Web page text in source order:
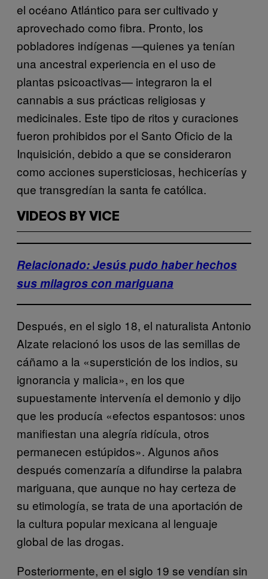
el océano Atlántico para ser cultivado y
aprovechado como fibra. Pronto, los
pobladores indígenas —quienes ya tenían
una ancestral experiencia en el uso de
plantas psicoactivas— integraron la el
cannabis a sus prácticas religiosas y
medicinales. Este tipo de ritos y curaciones
fueron prohibidos por el Santo Oficio de la
Inquisición, debido a que se consideraron
como acciones supersticiosas, hechicerías y
que transgredían la santa fe católica.
VIDEOS BY VICE
Relacionado: Jesús pudo haber hechos
sus milagros con mariguana
Después, en el siglo 18, el naturalista Antonio
Alzate relacionó los usos de las semillas de
cáñamo a la «superstición de los indios, su
ignorancia y malicia», en los que
supuestamente intervenía el demonio y dijo
que les producía «efectos espantosos: unos
manifiestan una alegría ridícula, otros
permanecen estúpidos». Algunos años
después comenzaría a difundirse la palabra
mariguana, que aunque no hay certeza de
su etimología, se trata de una aportación de
la cultura popular mexicana al lenguaje
global de las drogas.
Posteriormente, en el siglo 19 se vendían sin